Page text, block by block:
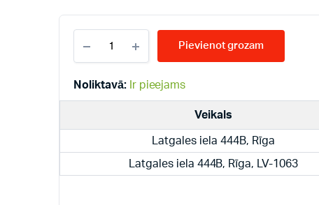
KV33-
500*1200
quantity
Pievienot grozam
Noliktavā: Ir pieejams
Veikals
Latgales iela 444B, Rīga
Latgales iela 444B, Rīga, LV-1063